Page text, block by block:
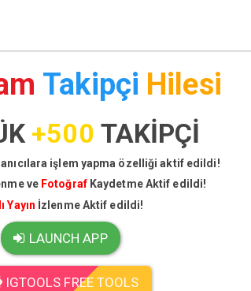
Takipçi Hilesi
+500 TAKİPÇİ
işlem yapma özelliği aktif edildi!
ve Fotoğraf Kaydetme Aktif edildi!
Yayın İzlenme Aktif edildi!
LAUNCH APP
IGTOOLS FREE TOOLS